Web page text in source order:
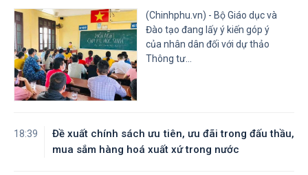
(Chinhphu.vn) - Bộ Giáo dục và
Đào tạo đang lấy ý kiến góp ý
của nhân dân đối với dự thảo
Thông tư...
18:39
Đề xuất chính sách ưu tiên, ưu đãi trong đấu thầu,
mua sắm hàng hoá xuất xứ trong nước